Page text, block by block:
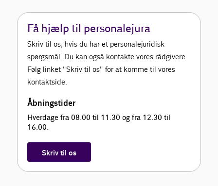
Få hjælp til personalejura
Skriv til os, hvis du har et personalejuridisk
spørgsmål. Du kan også kontakte vores rådgivere.
Følg linket "Skriv til os" for at komme til vores
kontaktside.
Åbningstider
Hverdage fra 08.00 til 11.30 og fra 12.30 til
16.00.
Skriv til os